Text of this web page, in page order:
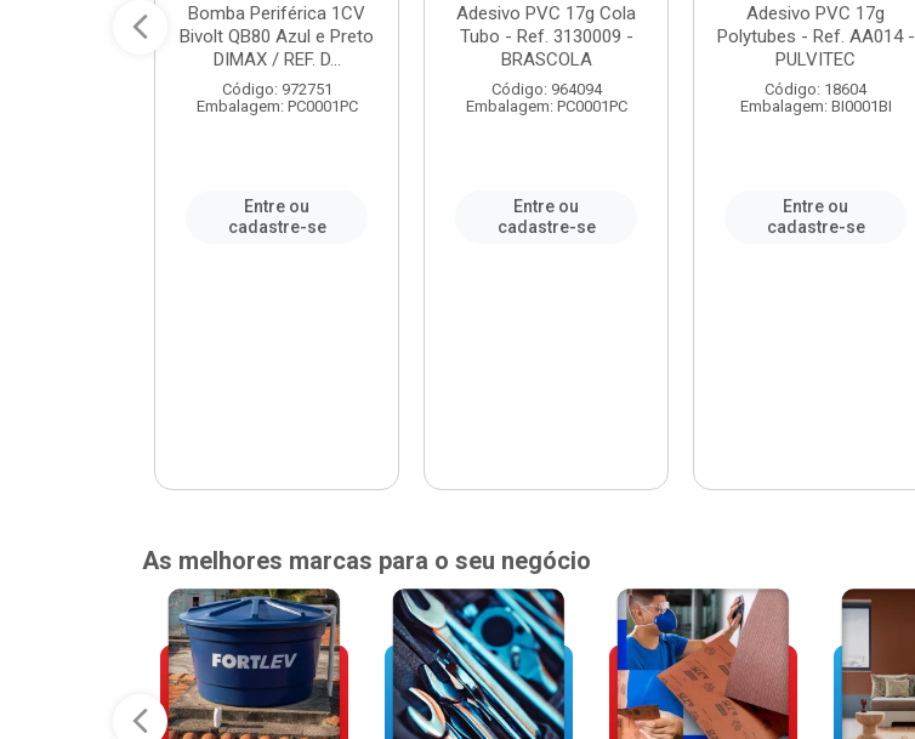
Bomba Periférica 1CV
Bivolt QB80 Azul e Preto
DIMAX / REF. D...
Código: 972751
Embalagem: PC0001PC
Entre ou
cadastre-se
Adesivo PVC 17g Cola
Tubo - Ref. 3130009 -
BRASCOLA
Código: 964094
Embalagem: PC0001PC
Entre ou
cadastre-se
Adesivo PVC 17g
Polytubes - Ref. AA014 -
PULVITEC
Código: 18604
Embalagem: BI0001BI
Entre ou
cadastre-se
As melhores marcas para o seu negócio